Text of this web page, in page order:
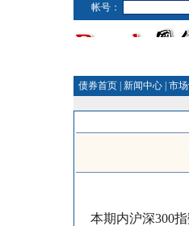
帐号：
债券首页 新闻中心 市
本期内沪深300指